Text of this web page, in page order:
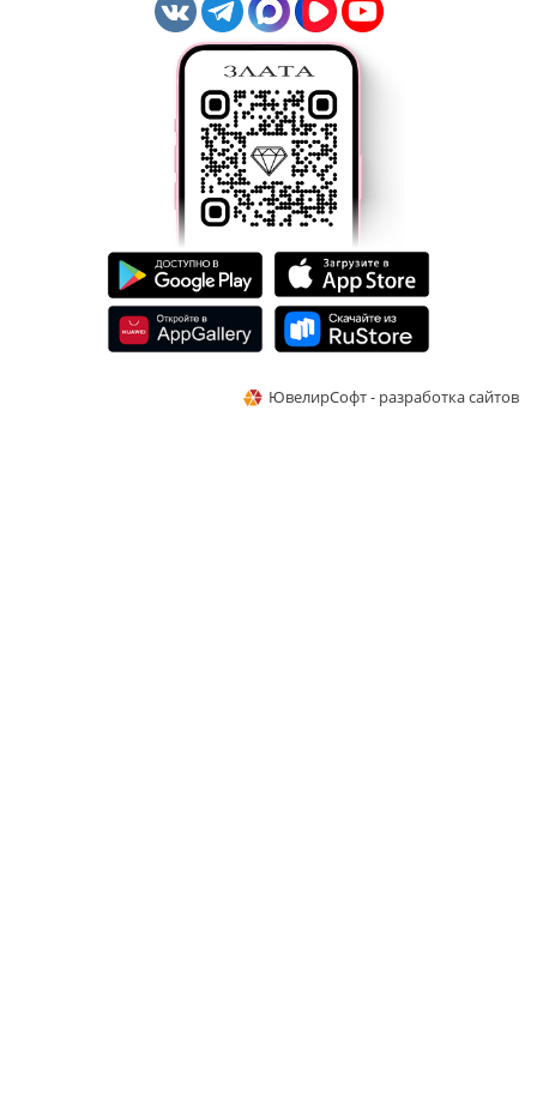
ЮвелирСофт - разработка сайтов